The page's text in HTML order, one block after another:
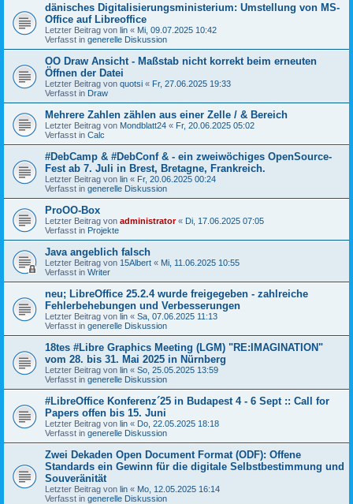
dänisches Digitalisierungsministerium: Umstellung von MS-
Office auf Libreoffice
Letzter Beitrag von lin « Mi, 09.07.2025 10:42
Verfasst in generelle Diskussion
OO Draw Ansicht - Maßstab nicht korrekt beim erneuten
Öffnen der Datei
Letzter Beitrag von quotsi « Fr, 27.06.2025 19:33
Verfasst in Draw
Mehrere Zahlen zählen aus einer Zelle / & Bereich
Letzter Beitrag von Mondblatt24 « Fr, 20.06.2025 05:02
Verfasst in Calc
#DebCamp & #DebConf & - ein zweiwöchiges OpenSource-
Fest ab 7. Juli in Brest, Bretagne, Frankreich.
Letzter Beitrag von lin « Fr, 20.06.2025 00:24
Verfasst in generelle Diskussion
ProOO-Box
Letzter Beitrag von administrator« Di, 17.06.2025 07:05
Verfasst in Projekte
Java angeblich falsch
Letzter Beitrag von 15Albert « Mi, 11.06.2025 10:55
Verfasst in Writer
neu; LibreOffice 25.2.4 wurde freigegeben - zahlreiche
Fehlerbehebungen und Verbesserungen
Letzter Beitrag von lin « Sa, 07.06.2025 11:13
Verfasst in generelle Diskussion
18tes #Libre Graphics Meeting (LGM) "RE:IMAGINATION"
vom 28. bis 31. Mai 2025 in Nürnberg
Letzter Beitrag von lin « So, 25.05.2025 13:59
Verfasst in generelle Diskussion
#LibreOffice Konferenz´25 in Budapest 4 - 6 Sept :: Call for
Papers offen bis 15. Juni
Letzter Beitrag von lin « Do, 22.05.2025 18:18
Verfasst in generelle Diskussion
Zwei Dekaden Open Document Format (ODF): Offene
Standards ein Gewinn für die digitale Selbstbestimmung und
Souveränität
Letzter Beitrag von lin « Mo, 12.05.2025 16:14
Verfasst in generelle Diskussion